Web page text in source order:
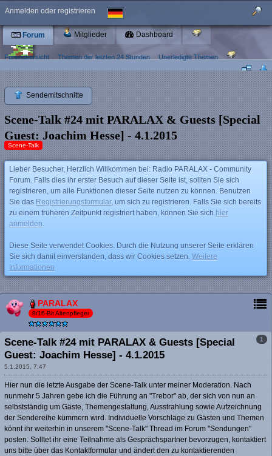
Anmelden oder registrieren
Forum Mitglieder Dashboard
Forenübersicht Themen der letzten 24 Stunden Unerledigte Themen
Sendemitschnitte
Scene-Talk #24 mit PARALAX & Guests [Special
Guest: Joachim Hesse] - 4.1.2015
Scene-Talk
Lieber Besucher, Herzlich Willkommen bei: Radio PARALAX - Community
Forum. Falls dies ihr erster Besuch auf dieser Seite ist, sollten Sie sich
registrieren, um alle Funktionen dieser Seite nutzen zu können. Benutzen
Sie das Registrierungsformular, um sich zu registrieren. Falls Sie sich bereits
zu einem früheren Zeitpunkt registriert haben, können Sie sich hier
anmelden.
Diese Seite verwendet Cookies. Durch die Nutzung unserer Seite erklären
Sie sich damit einverstanden, dass wir Cookies setzen. Weitere
Informationen
PARALAX
8/16-Bit Altenpfleger
1
Scene-Talk #24 mit PARALAX & Guests [Special
Guest: Joachim Hesse] - 4.1.2015
5.1.2015, 7:47
Hier nun die letzte Ausgabe der Scene-Talk unter meiner Moderation. Nach
nunmehr 5 Jahren gebe ich die Führung an "Trebor" ab, der sich von nun an
selbstständig um Gäste, Themengestaltung, Ausstrahlung sowie Aufzeichnung
der Sendereihe kümmern wird. Individuelle Vorschläge zu Gästen und Themen
könnt ihr weiterhin in unserem "Scene-Talk" Thread im Forum "Sendungen"
posten. Solltet ihr eine Teilnahme als Gesprächspartner bevorzugen, kontaktiert
uns bitte über das Kontaktformular und ändert den zu kontaktierenden